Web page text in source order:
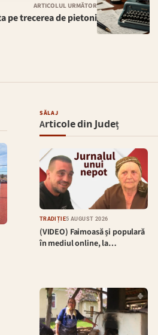
ARTICOLUL URMĂTOR
pe trecerea de pietoni
SĂLAJ
Articole din Județ
TRADIȚIE5 AUGUST 2026
(VIDEO) Faimoasă și populară
în mediul online, la…